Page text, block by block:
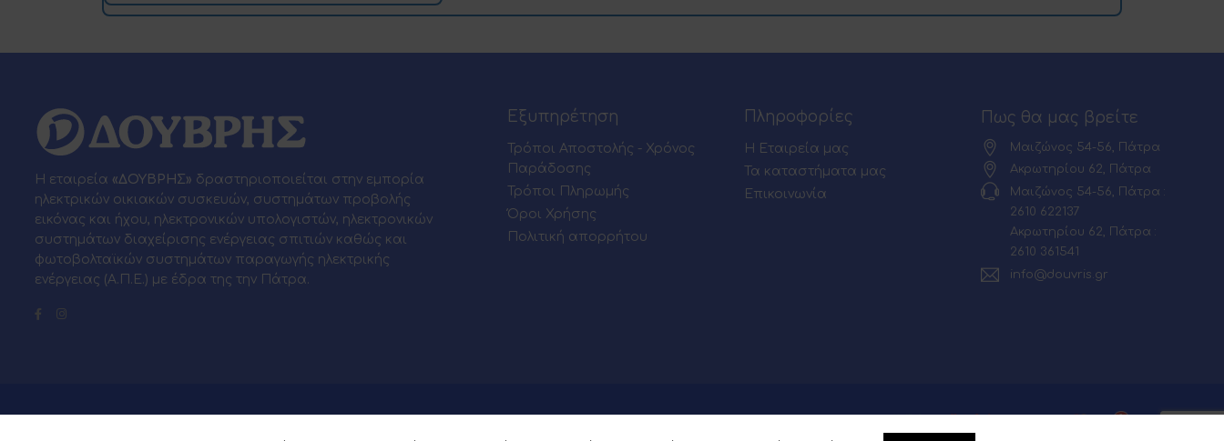
Η εταιρεία «ΔΟΥΒΡΗΣ» δραστηριοποιείται στην εμπορία
ηλεκτρικών οικιακών συσκευών, συστημάτων προβολής
εικόνας και ήχου, ηλεκτρονικών υπολογιστών, ηλεκτρονικών
συστημάτων διαχείρισης ενέργειας σπιτιών καθώς και
φωτοβολταϊκών συστημάτων παραγωγής ηλεκτρικής
ενέργειας (Α.Π.Ε.) με έδρα της την Πάτρα.
Εξυπηρέτηση
Τρόποι Αποστολής - Χρόνος
Παράδοσης
Τρόποι Πληρωμής
Όροι Χρήσης
Πολιτική απορρήτου
Πληροφορίες
Η Εταιρεία μας
Τα καταστήματα μας
Επικοινωνία
Πως θα μας βρείτε
Μαιζώνος 54-56, Πάτρα
Ακρωτηρίου 62, Πάτρα
Μαιζώνος 54-56, Πάτρα :
2610 622137
Ακρωτηρίου 62, Πάτρα :
2610 361541
info@douvris.gr